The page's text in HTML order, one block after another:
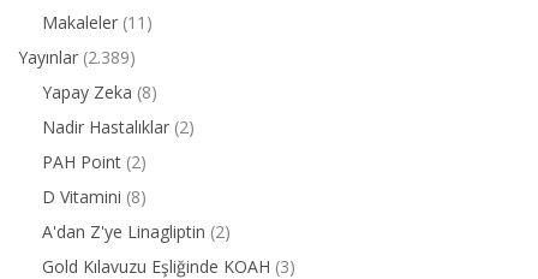
Makaleler (11)
Yayınlar (2.389)
Yapay Zeka (8)
Nadir Hastalıklar (2)
PAH Point (2)
D Vitamini (8)
A'dan Z'ye Linagliptin (2)
Gold Kılavuzu Eşliğinde KOAH (3)